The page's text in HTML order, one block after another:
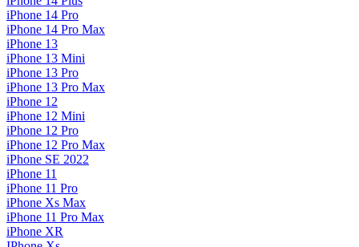
iPhone 14 Pro
iPhone 14 Pro Max
iPhone 13
iPhone 13 Mini
iPhone 13 Pro
iPhone 13 Pro Max
iPhone 12
iPhone 12 Mini
iPhone 12 Pro
iPhone 12 Pro Max
iPhone SE 2022
iPhone 11
iPhone 11 Pro
iPhone Xs Max
iPhone 11 Pro Max
iPhone XR